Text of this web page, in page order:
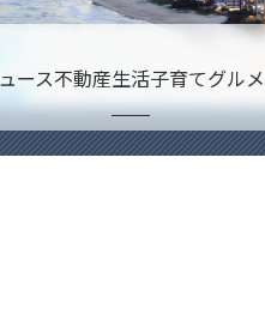
ース不動産生活子育てグルメ